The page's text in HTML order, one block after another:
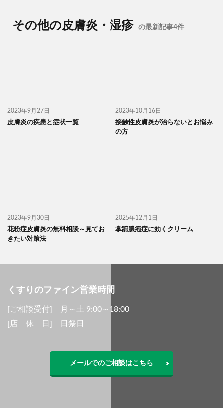
その他の皮膚炎・湿疹 の最新記事4件
2023年9月27日
皮膚炎の疾患と症状一覧
2023年10月16日
接触性皮膚炎が治らないとお悩み
の方
2023年9月30日
花粉症皮膚炎の無料相談～見てお
きたい対策法
2025年12月1日
掌蹠膿疱症に効くクリーム
くすりのファイン営業時間
[ご相談受付] 月～土 9:00～18:00
[店 休 日] 日祭日
メールでのご相談はこちら